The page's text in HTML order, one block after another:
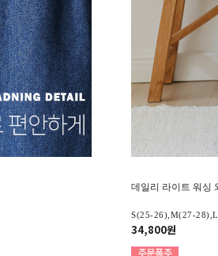
데일리 라이트 워싱
S(25-26),M(27-
34,800원